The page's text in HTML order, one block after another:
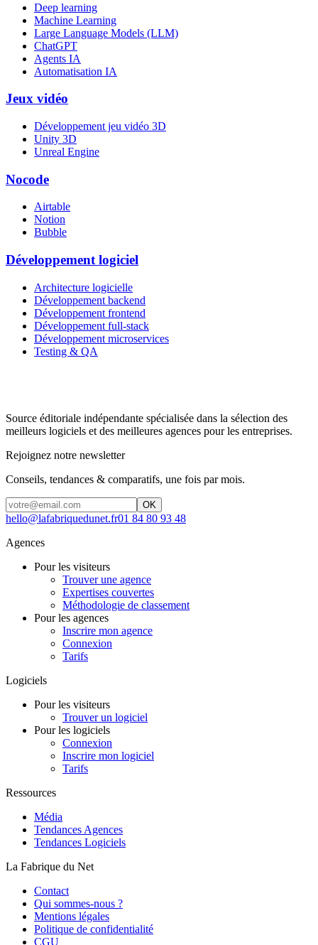
Deep learning
Machine Learning
Large Language Models (LLM)
ChatGPT
Agents IA
Automatisation IA
Jeux vidéo
Développement jeu vidéo 3D
Unity 3D
Unreal Engine
Nocode
Airtable
Notion
Bubble
Développement logiciel
Architecture logicielle
Développement backend
Développement frontend
Développement full-stack
Développement microservices
Testing & QA
Source éditoriale indépendante spécialisée dans la sélection des
meilleurs logiciels et des meilleures agences pour les entreprises.
Rejoignez notre newsletter
Conseils, tendances & comparatifs, une fois par mois.
OK
hello@lafabriquedunet.fr01 84 80 93 48
Agences
Pour les visiteurs
Trouver une agence
Expertises couvertes
Méthodologie de classement
Pour les agences
Inscrire mon agence
Connexion
Tarifs
Logiciels
Pour les visiteurs
Trouver un logiciel
Pour les logiciels
Connexion
Inscrire mon logiciel
Tarifs
Ressources
Média
Tendances Agences
Tendances Logiciels
La Fabrique du Net
Contact
Qui sommes-nous ?
Mentions légales
Politique de confidentialité
CGU